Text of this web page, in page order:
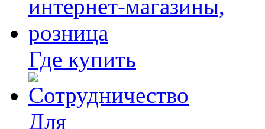
Где купить
Для